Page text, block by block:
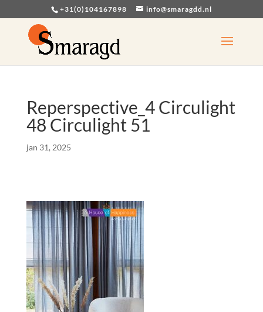
+31(0)104167898 info@smaragdd.nl
Reperspective_4 Circulight
48 Circulight 51
jan 31, 2025